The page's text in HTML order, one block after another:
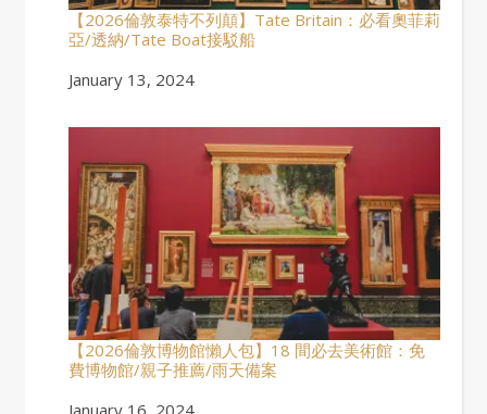
【2026倫敦泰特不列顛】Tate Britain：必看奧菲莉
亞/透納/Tate Boat接駁船
Date
January 13, 2024
【2026倫敦博物館懶人包】18 間必去美術館：免
費博物館/親子推薦/雨天備案
Date
January 16, 2024